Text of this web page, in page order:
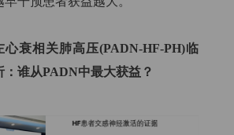
心衰相关肺高压(PADN-HF-PH)临
：谁从PADN中最大获益？